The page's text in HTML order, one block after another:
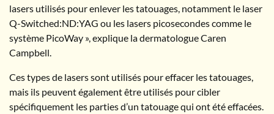
lasers utilisés pour enlever les tatouages, notamment le laser
Q-Switched:ND:YAG ou les lasers picosecondes comme le
système PicoWay », explique la dermatologue Caren
Campbell.
Ces types de lasers sont utilisés pour effacer les tatouages,
mais ils peuvent également être utilisés pour cibler
spécifiquement les parties d’un tatouage qui ont été effacées.